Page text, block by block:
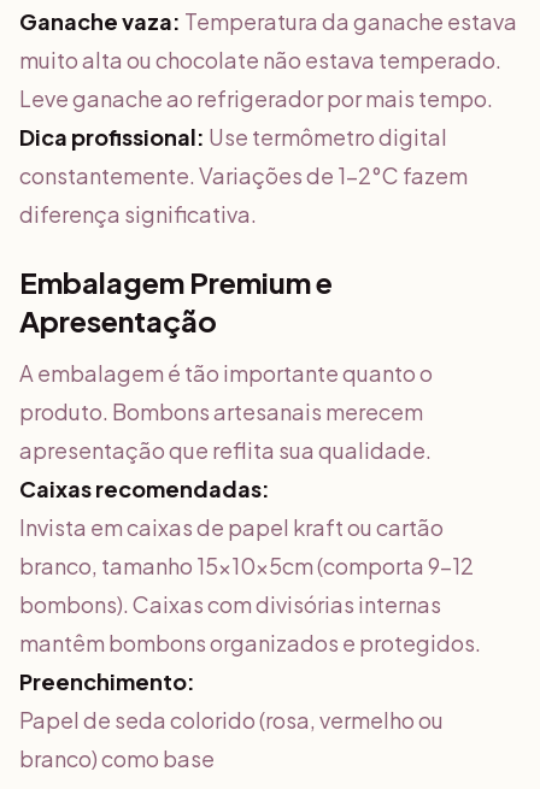
Ganache vaza: Temperatura da ganache estava
muito alta ou chocolate não estava temperado.
Leve ganache ao refrigerador por mais tempo.
Dica profissional: Use termômetro digital
constantemente. Variações de 1-2°C fazem
diferença significativa.
Embalagem Premium e
Apresentação
A embalagem é tão importante quanto o
produto. Bombons artesanais merecem
apresentação que reflita sua qualidade.
Caixas recomendadas:
Invista em caixas de papel kraft ou cartão
branco, tamanho 15x10x5cm (comporta 9-12
bombons). Caixas com divisórias internas
mantêm bombons organizados e protegidos.
Preenchimento:
Papel de seda colorido (rosa, vermelho ou
branco) como base